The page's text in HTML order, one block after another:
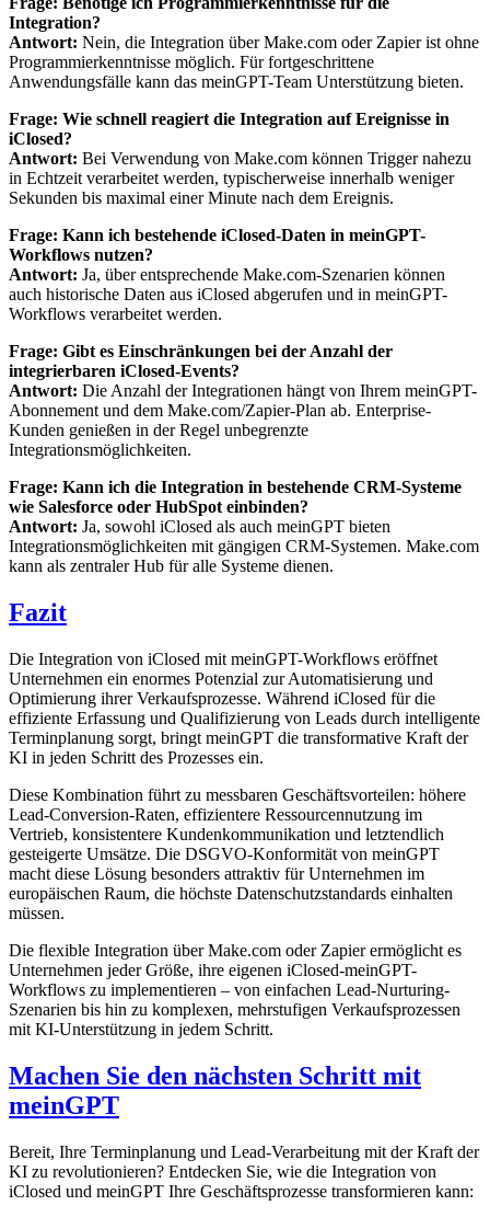
Integration?
Antwort: Nein, die Integration über Make.com oder Zapier ist ohne
Programmierkenntnisse möglich. Für fortgeschrittene
Anwendungsfälle kann das meinGPT-Team Unterstützung bieten.
Frage: Wie schnell reagiert die Integration auf Ereignisse in
iClosed?
Antwort: Bei Verwendung von Make.com können Trigger nahezu
in Echtzeit verarbeitet werden, typischerweise innerhalb weniger
Sekunden bis maximal einer Minute nach dem Ereignis.
Frage: Kann ich bestehende iClosed-Daten in meinGPT-
Workflows nutzen?
Antwort: Ja, über entsprechende Make.com-Szenarien können
auch historische Daten aus iClosed abgerufen und in meinGPT-
Workflows verarbeitet werden.
Frage: Gibt es Einschränkungen bei der Anzahl der
integrierbaren iClosed-Events?
Antwort: Die Anzahl der Integrationen hängt von Ihrem meinGPT-
Abonnement und dem Make.com/Zapier-Plan ab. Enterprise-
Kunden genießen in der Regel unbegrenzte
Integrationsmöglichkeiten.
Frage: Kann ich die Integration in bestehende CRM-Systeme
wie Salesforce oder HubSpot einbinden?
Antwort: Ja, sowohl iClosed als auch meinGPT bieten
Integrationsmöglichkeiten mit gängigen CRM-Systemen. Make.com
kann als zentraler Hub für alle Systeme dienen.
Fazit
Die Integration von iClosed mit meinGPT-Workflows eröffnet
Unternehmen ein enormes Potenzial zur Automatisierung und
Optimierung ihrer Verkaufsprozesse. Während iClosed für die
effiziente Erfassung und Qualifizierung von Leads durch intelligente
Terminplanung sorgt, bringt meinGPT die transformative Kraft der
KI in jeden Schritt des Prozesses ein.
Diese Kombination führt zu messbaren Geschäftsvorteilen: höhere
Lead-Conversion-Raten, effizientere Ressourcennutzung im
Vertrieb, konsistentere Kundenkommunikation und letztendlich
gesteigerte Umsätze. Die DSGVO-Konformität von meinGPT
macht diese Lösung besonders attraktiv für Unternehmen im
europäischen Raum, die höchste Datenschutzstandards einhalten
müssen.
Die flexible Integration über Make.com oder Zapier ermöglicht es
Unternehmen jeder Größe, ihre eigenen iClosed-meinGPT-
Workflows zu implementieren – von einfachen Lead-Nurturing-
Szenarien bis hin zu komplexen, mehrstufigen Verkaufsprozessen
mit KI-Unterstützung in jedem Schritt.
Machen Sie den nächsten Schritt mit
meinGPT
Bereit, Ihre Terminplanung und Lead-Verarbeitung mit der Kraft der
KI zu revolutionieren? Entdecken Sie, wie die Integration von
iClosed und meinGPT Ihre Geschäftsprozesse transformieren kann: